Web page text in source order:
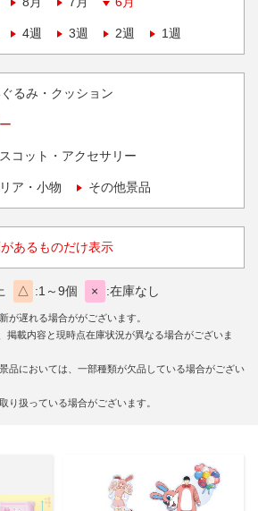
4週 3週 2週 1週
るみ・クッション
コット・アクセサリー
ア・小物 その他景品
あるものだけ表示
△ 1～9個 × 在庫なし
遅れる場合ががございます。
載内容と現時点在庫状況が異なる場合がございま
品においては、一部種類が欠品している場合がござい
り扱っている場合がございます。